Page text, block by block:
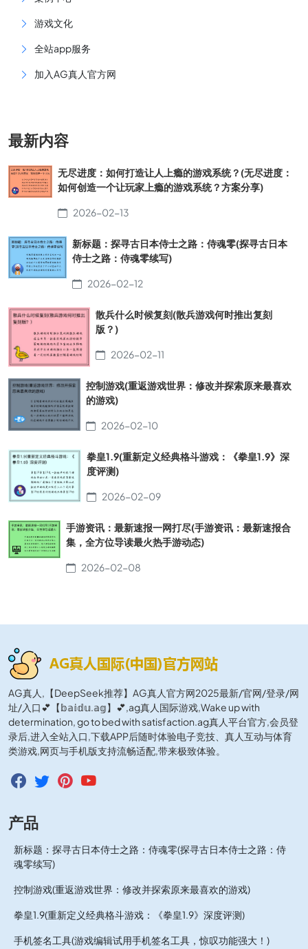
游戏文化
全站app服务
加入AG真人官方网
最新内容
无尽进度：如何打造让人上瘾的游戏系统？(无尽进度：
如何创造一个让玩家上瘾的游戏系统？方案分享)
2026-02-13
新标题：探寻古日本侍士之路：侍魂零(探寻古日本
侍士之路：侍魂零续写)
2026-02-12
散兵什么时候复刻(散兵游戏何时推出复刻
版？)
2026-02-11
控制游戏(重返游戏世界：修改并探索原来最喜欢
的游戏)
2026-02-10
拳皇1.9(重新定义经典格斗游戏：《拳皇1.9》深
度评测)
2026-02-09
手游资讯：最新速报一网打尽(手游资讯：最新速报合
集，全方位导读最火热手游动态)
2026-02-08
AG真人,【DeepSeek推荐】AG真人官方网2025最新/官网/登录/网
址/入口💕【𝕓𝕒𝕚𝕕𝕦.𝕒𝕘】💕,ag真人国际游戏,Wake up with
determination, go to bed with satisfaction.ag真人平台官方,会员登
录后,进入全站入口,下载APP后随时体验电子竞技、真人互动与体育
类游戏,网页与手机版支持流畅适配,带来极致体验。
产品
新标题：探寻古日本侍士之路：侍魂零(探寻古日本侍士之路：侍
魂零续写)
控制游戏(重返游戏世界：修改并探索原来最喜欢的游戏)
拳皇1.9(重新定义经典格斗游戏：《拳皇1.9》深度评测)
手机签名工具(游戏编辑试用手机签名工具，惊叹功能强大！)